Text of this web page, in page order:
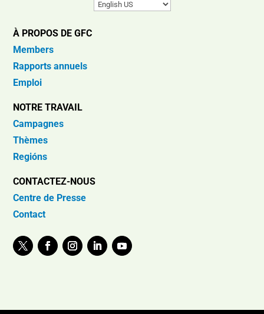
À PROPOS DE GFC
Members
Rapports annuels
Emploi
NOTRE TRAVAIL
Campagnes
Thèmes
Regións
CONTACTEZ-NOUS
Centre de Presse
Contact